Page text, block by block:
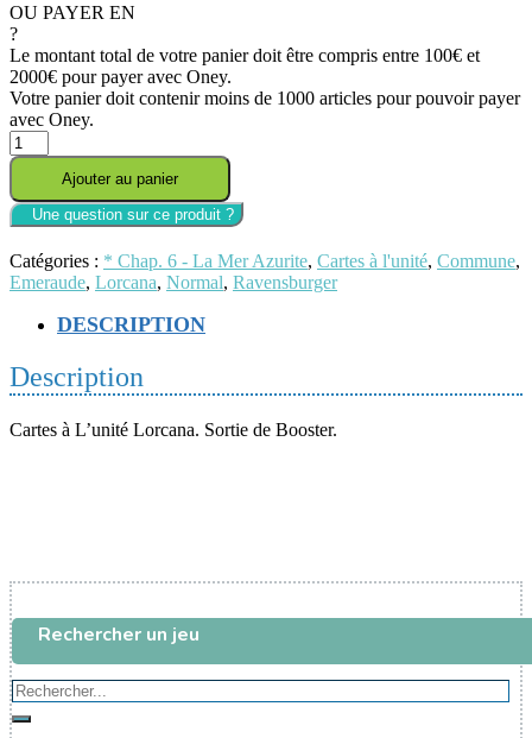
OU PAYER EN
?
Le montant total de votre panier doit être compris entre 100€ et
2000€ pour payer avec Oney.
Votre panier doit contenir moins de 1000 articles pour pouvoir payer
avec Oney.
quantité
de
-
Lorcana
192/204
-
Sans
coeur
Ajouter au panier
Catégories : * Chap. 6 - La Mer Azurite, Cartes à l'unité, Commune,
Emeraude, Lorcana, Normal, Ravensburger
DESCRIPTION
Description
Cartes à L’unité Lorcana. Sortie de Booster.
Rechercher un jeu
Rechercher...
Rechercher